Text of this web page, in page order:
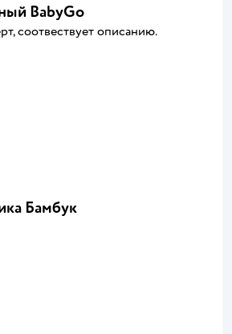
BabyGo
соотвествует описанию.
Бамбук